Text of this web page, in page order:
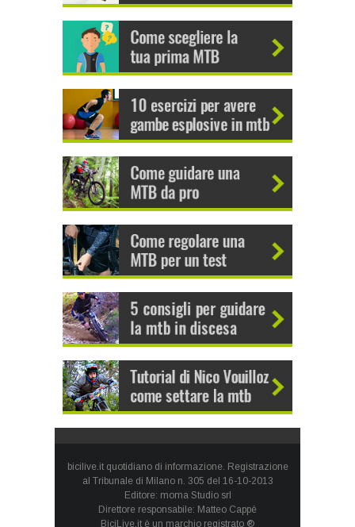
bicilive.it quotidiano di informazione. Registrazione
al Tribunale di Milano n. 305 del 16-10-2013
Editore: moma Studio srl
Direttore responsabile: Matteo Cappè
BiciLive.it è un marchio registrato ®